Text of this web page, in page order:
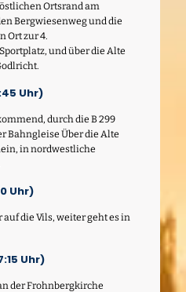
Ortsrand am
Bergwiesenweg und die
Ort zur 4.
und über die Alte
Uhr)
durch die B 299
Bahngleise Über die Alte
in nordwestliche
Uhr)
die Vils, weiter geht es in
Uhr)
der Frohnbergkirche